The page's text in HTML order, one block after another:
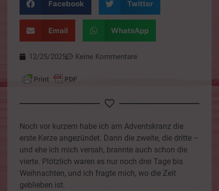
Facebook Twitter
Email WhatsApp
12/25/2025 Keine Kommentare
Noch vor kurzem habe ich am Adventskranz die
erste Kerze angezündet. Dann die zweite, die dritte –
und ehe ich mich versah, brannte auch schon die
vierte. Plötzlich waren es nur noch drei Tage bis
Weihnachten, und ich fragte mich, wo die Zeit
geblieben ist.